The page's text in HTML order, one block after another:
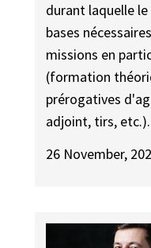
durant laquelle
bases
missions en
(formation
prérogatives
adjoint, tirs, etc.).
26 November,